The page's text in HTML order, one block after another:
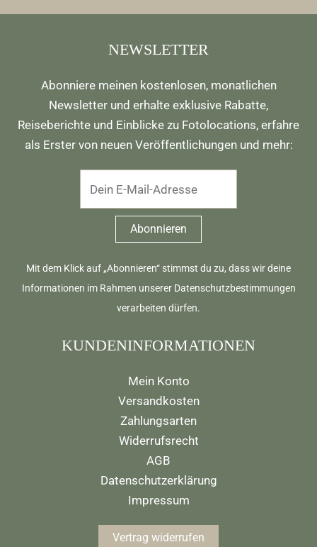
NEWSLETTER
Abonniere meinen kostenlosen, monatlichen
Newsletter und erhalte exklusive Rabatte,
Reiseberichte und Einblicke zu Fotolocations, erfahre
als Erster von neuen Veröffentlichungen und mehr:
Mit dem Klick auf „Abonnieren“ stimmst du zu, dass wir deine
Informationen im Rahmen unserer Datenschutzbestimmungen
verarbeiten dürfen.
KUNDENINFORMATIONEN
Mein Konto
Versandkosten
Zahlungsarten
Widerrufsrecht
AGB
Datenschutzerklärung
Impressum
Vertrag widerrufen